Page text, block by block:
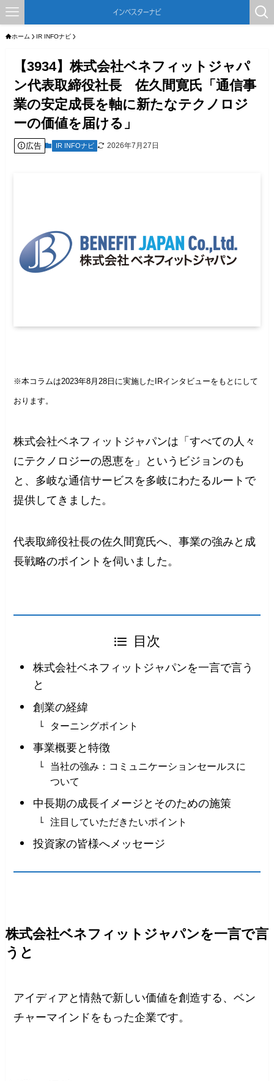
ホーム IR INFOナビ
【3934】株式会社ベネフィットジャパ
ン代表取締役社長 佐久間寛氏「通信事
業の安定成長を軸に新たなテクノロジ
ーの価値を届ける」
広告 IR INFOナビ 2026年7月27日
※本コラムは2023年8月28日に実施したIRインタビューをもとにして
おります。
株式会社ベネフィットジャパンは「すべての人々
にテクノロジーの恩恵を」というビジョンのも
と、多岐な通信サービスを多岐にわたるルートで
提供してきました。
代表取締役社長の佐久間寛氏へ、事業の強みと成
長戦略のポイントを伺いました。
目次
株式会社ベネフィットジャパンを一言で言う
と
創業の経緯
ターニングポイント
事業概要と特徴
当社の強み：コミュニケーションセールスに
ついて
中長期の成長イメージとそのための施策
注目していただきたいポイント
投資家の皆様へメッセージ
株式会社ベネフィットジャパンを一言で言
うと
アイディアと情熱で新しい価値を創造する、ベン
チャーマインドをもった企業です。